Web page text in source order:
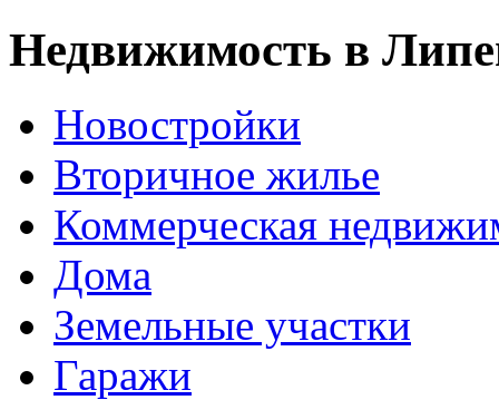
Недвижимость в
Новостройки
Вторичное жилье
Коммерческая
Дома
Земельные участки
Гаражи